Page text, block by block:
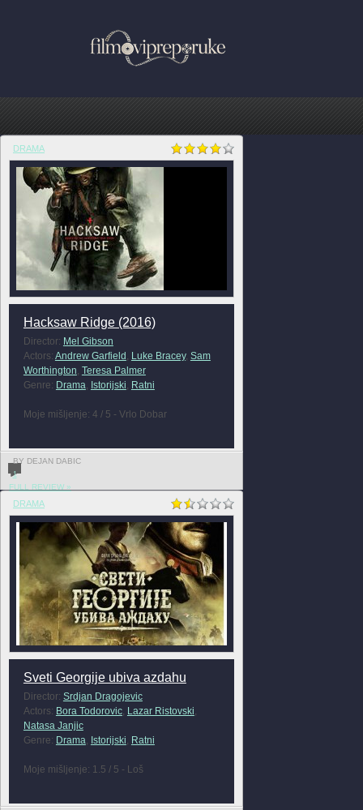
DRAMA
Hacksaw Ridge (2016)
Director: Mel Gibson
Actors: Andrew Garfield Luke Bracey, Sam
Worthington Teresa Palmer
Genre: Drama Istorijski Ratni
Moje mišljenje: 4 / 5 - Vrlo Dobar
BY DEJAN DABIC
1
FULL REVIEW »
DRAMA
Sveti Georgije ubiva azdahu
Director: Srdjan Dragojevic
Actors: Bora Todorovic, Lazar Ristovski
Natasa Janjic
Genre: Drama Istorijski Ratni
Moje mišljenje: 1.5 / 5 - Loš